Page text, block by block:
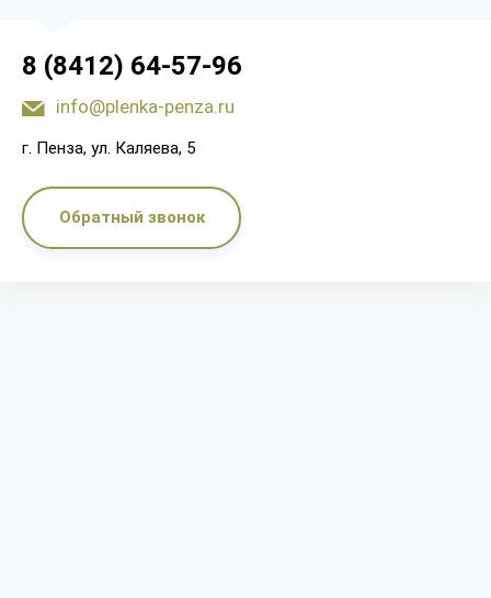
8 (8412) 64-57-96
info@plenka-penza.ru
г. Пенза, ул. Каляева, 5
Обратный звонок